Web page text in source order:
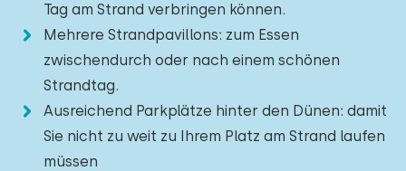
Tag am Strand verbringen können.
Mehrere Strandpavillons: zum Essen
zwischendurch oder nach einem schönen
Strandtag.
Ausreichend Parkplätze hinter den Dünen: damit
Sie nicht zu weit zu Ihrem Platz am Strand laufen
müssen